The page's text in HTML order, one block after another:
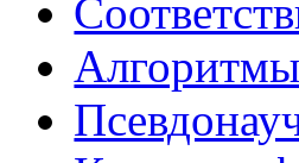
Алгоритмы